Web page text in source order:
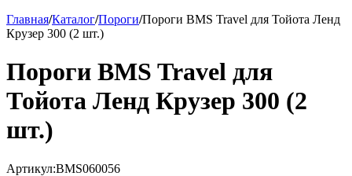
Главная/Каталог/Пороги/Пороги BMS Travel для Тойота Ленд
Крузер 300 (2 шт.)
Пороги BMS Travel для
Тойота Ленд Крузер 300 (2
шт.)
Артикул:BMS060056